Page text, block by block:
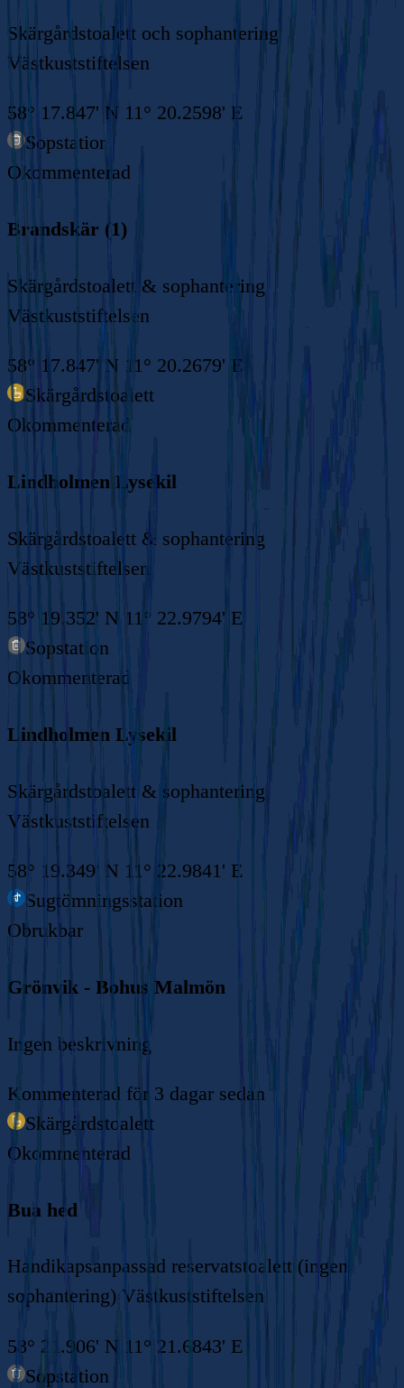
Skärgårdstoalett och sophantering
Västkuststiftelsen
58° 17.847' N 11° 20.2598' E
Sopstation
Okommenterad
Brandskär (1)
Skärgårdstoalett & sophantering
Västkuststiftelsen
58° 17.847' N 11° 20.2679' E
Skärgårdstoalett
Okommenterad
Lindholmen Lysekil
Skärgårdstoalett & sophantering
Västkuststiftelsen
58° 19.352' N 11° 22.9794' E
Sopstation
Okommenterad
Lindholmen Lysekil
Skärgårdstoalett & sophantering
Västkuststiftelsen
58° 19.349' N 11° 22.9841' E
Sugtömningsstation
Obrukbar
Grönvik - Bohus Malmön
Ingen beskrivning
Kommenterad för 3 dagar sedan
Skärgårdstoalett
Okommenterad
Bua hed
Handikapsanpassad reservatstoalett (ingen
sophantering) Västkuststiftelsen
58° 21.906' N 11° 21.6843' E
Sopstation